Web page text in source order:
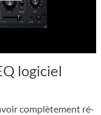
logiciel
complètement ré-